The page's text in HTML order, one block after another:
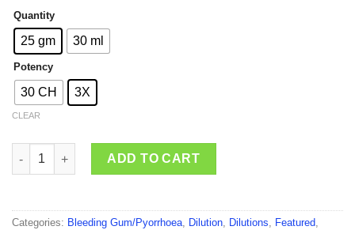
Quantity
25 gm 30 ml
Potency
30 CH 3X
CLEAR
SBL Carbo Vegetabilis quantity
ADD TO CART
Categories: Bleeding Gum/Pyorrhoea, Dilution, Dilutions, Featured,